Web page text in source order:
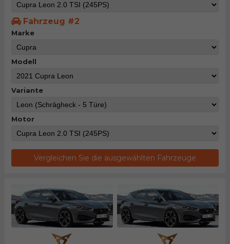
Fahrzeug #2
Marke
Modell
Variante
Motor
Vergleichen Sie die ausgewählten Fahrzeuge